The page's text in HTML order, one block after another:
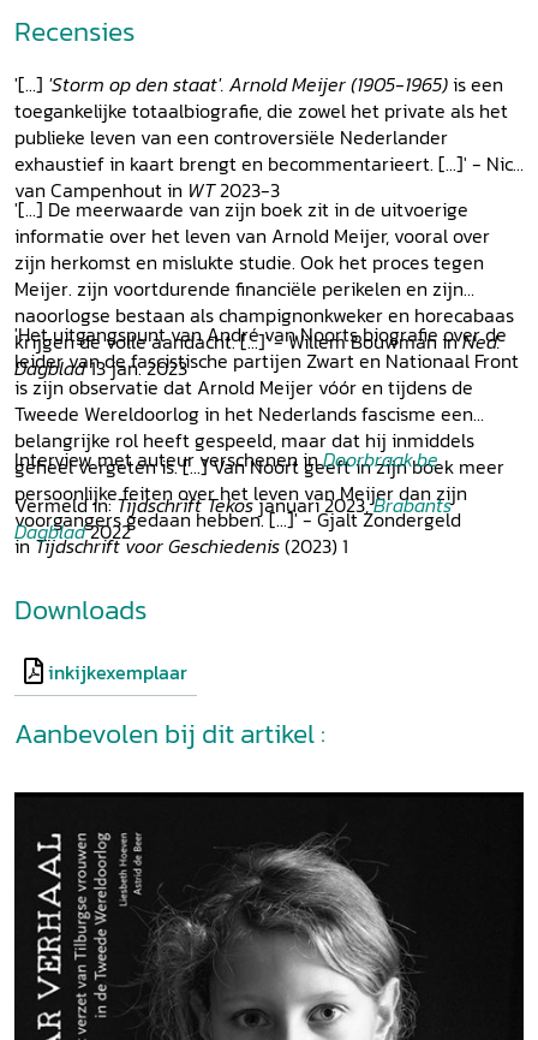
hebben.
Recensies
'[...] 'Storm op den staat'. Arnold Meijer (1905-1965)is een
toegankelijke totaalbiografie, die zowel het private als het
publieke leven van een controversiële Nederlander
exhaustief in kaart brengt en becommentarieert. [...]' - Nico
van Campenhout in WT2023-3
'[...] De meerwaarde van zijn boek zit in de uitvoerige
informatie over het leven van Arnold Meijer, vooral over
zijn herkomst en mislukte studie. Ook het proces tegen
Meijer. zijn voortdurende financiële perikelen en zijn
naoorlogse bestaan als champignonkweker en horecabaas
krijgen de volle aandacht. [...]' - Willem Bouwman inNed.
Dagblad13 jan. 2023
'Het uitgangspunt van André van Noorts biografie over de
leider van de fascistische partijen Zwart en Nationaal Front
is zijn observatie dat Arnold Meijer vóór en tijdens de
Tweede Wereldoorlog in het Nederlands fascisme een
belangrijke rol heeft gespeeld, maar dat hij inmiddels
geheel vergeten is. [...] Van Noort geeft in zijn boek meer
persoonlijke feiten over het leven van Meijer dan zijn
voorgangers gedaan hebben. [...]' - Gjalt Zondergeld
inTijdschrift voor Geschiedenis(2023) 1
Interview met auteur verschenen inDoorbraak.be
Vermeld in:Tijdschrift Tekosjanuari 2023,Brabants
Dagblad2022
Downloads
inkijkexemplaar
Aanbevolen bij dit artikel :